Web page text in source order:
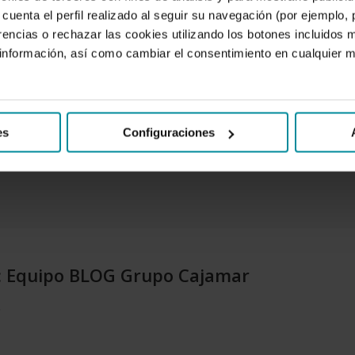
el perfil realizado al seguir su navegación (por ejemplo,
o rechazar las cookies utilizando los botones incluidos
así como cambiar el consentimiento en cualquier
Configuraciones
demanda.
pedirlas por internet y que te las lleven a casa para
cada botella pesa más de un kilo. Y a poco que compres
te plantarás con varias bolsas de entre diez y veinte
Equipo BLOG Grupo Cajamar